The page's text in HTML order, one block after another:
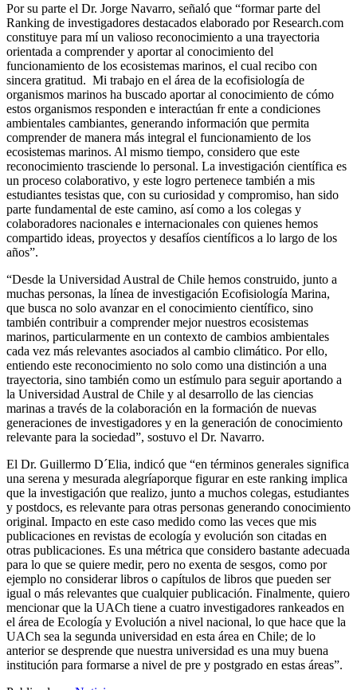
Por su parte el Dr. Jorge Navarro, señaló que “formar parte del
Ranking de investigadores destacados elaborado por Research.com
constituye para mí un valioso reconocimiento a una trayectoria
orientada a comprender y aportar al conocimiento del
funcionamiento de los ecosistemas marinos, el cual recibo con
sincera gratitud. Mi trabajo en el área de la ecofisiología de
organismos marinos ha buscado aportar al conocimiento de cómo
estos organismos responden e interactúan fr ente a condiciones
ambientales cambiantes, generando información que permita
comprender de manera más integral el funcionamiento de los
ecosistemas marinos. Al mismo tiempo, considero que este
reconocimiento trasciende lo personal. La investigación científica es
un proceso colaborativo, y este logro pertenece también a mis
estudiantes tesistas que, con su curiosidad y compromiso, han sido
parte fundamental de este camino, así como a los colegas y
colaboradores nacionales e internacionales con quienes hemos
compartido ideas, proyectos y desafíos científicos a lo largo de los
años”.
“Desde la Universidad Austral de Chile hemos construido, junto a
muchas personas, la línea de investigación Ecofisiología Marina,
que busca no solo avanzar en el conocimiento científico, sino
también contribuir a comprender mejor nuestros ecosistemas
marinos, particularmente en un contexto de cambios ambientales
cada vez más relevantes asociados al cambio climático. Por ello,
entiendo este reconocimiento no solo como una distinción a una
trayectoria, sino también como un estímulo para seguir aportando a
la Universidad Austral de Chile y al desarrollo de las ciencias
marinas a través de la colaboración en la formación de nuevas
generaciones de investigadores y en la generación de conocimiento
relevante para la sociedad”, sostuvo el Dr. Navarro.
El Dr. Guillermo D´Elia, indicó que “en términos generales significa
una serena y mesurada alegríaporque figurar en este ranking implica
que la investigación que realizo, junto a muchos colegas, estudiantes
y postdocs, es relevante para otras personas generando conocimiento
original. Impacto en este caso medido como las veces que mis
publicaciones en revistas de ecología y evolución son citadas en
otras publicaciones. Es una métrica que considero bastante adecuada
para lo que se quiere medir, pero no exenta de sesgos, como por
ejemplo no considerar libros o capítulos de libros que pueden ser
igual o más relevantes que cualquier publicación. Finalmente, quiero
mencionar que la UACh tiene a cuatro investigadores rankeados en
el área de Ecología y Evolución a nivel nacional, lo que hace que la
UACh sea la segunda universidad en esta área en Chile; de lo
anterior se desprende que nuestra universidad es una muy buena
institución para formarse a nivel de pre y postgrado en estas áreas”.